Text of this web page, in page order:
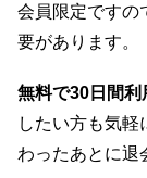
会員限定ですの
要があります。
無料で30日間利
したい方も気軽
わったあとに退